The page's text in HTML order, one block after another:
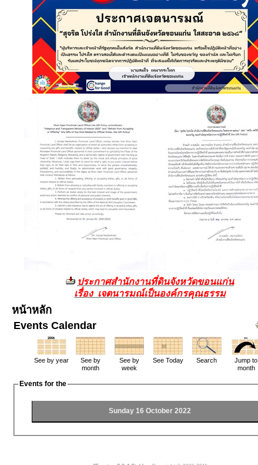
ประกาศสำนักงานที่ดินจังหวัดขอนแก่น
เรื่อง เจตนารมณ์เป็นองค์กรคุณธรรม
หน้าหลัก
Events Calendar
See by year
See by
month
See by
week
See Today Search
Jump to
month
Events for the
Sunday 16 October 2022